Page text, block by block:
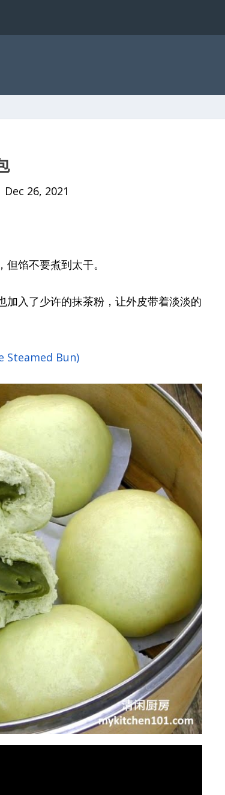
Dec 26, 2021
馅不要煮到太干。
入了少许的抹茶粉，让外皮带着淡淡的
Steamed Bun)